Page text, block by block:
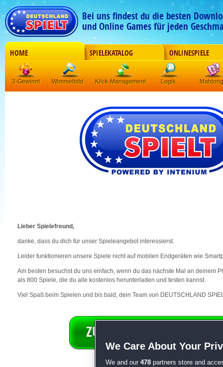
Bei uns findest du die besten
und Online Games für jeden
HOME SPIELEKATALOG ONLINESPIELE
3-Gewinnt Wimmelbild Klick-Management Logik Mahjong
Lieber Spielefreund,
danke, dass du dich für unser Spieleangebot interessierst.
Leider funktionieren unsere Spiele nicht auf mobilen Endgeräten wie
Am besten besuchst du uns einfach, wenn du das nächste Mal an deinem
als 800 Spiele, die du alle kostenlos herunterladen und testen kannst.
Viel Spaß beim Spielen und bis bald, dein Team von DEUTSCHLAND
We Care About Your
We and our 478 partners store and